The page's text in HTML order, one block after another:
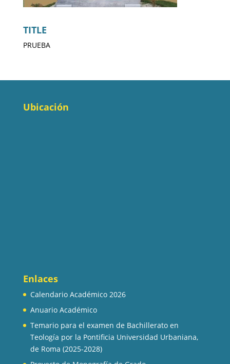
TITLE
PRUEBA
Ubicación
Enlaces
Calendario Académico 2026
Anuario Académico
Temario para el examen de Bachillerato en
Teología por la Pontificia Universidad Urbaniana,
de Roma (2025-2028)